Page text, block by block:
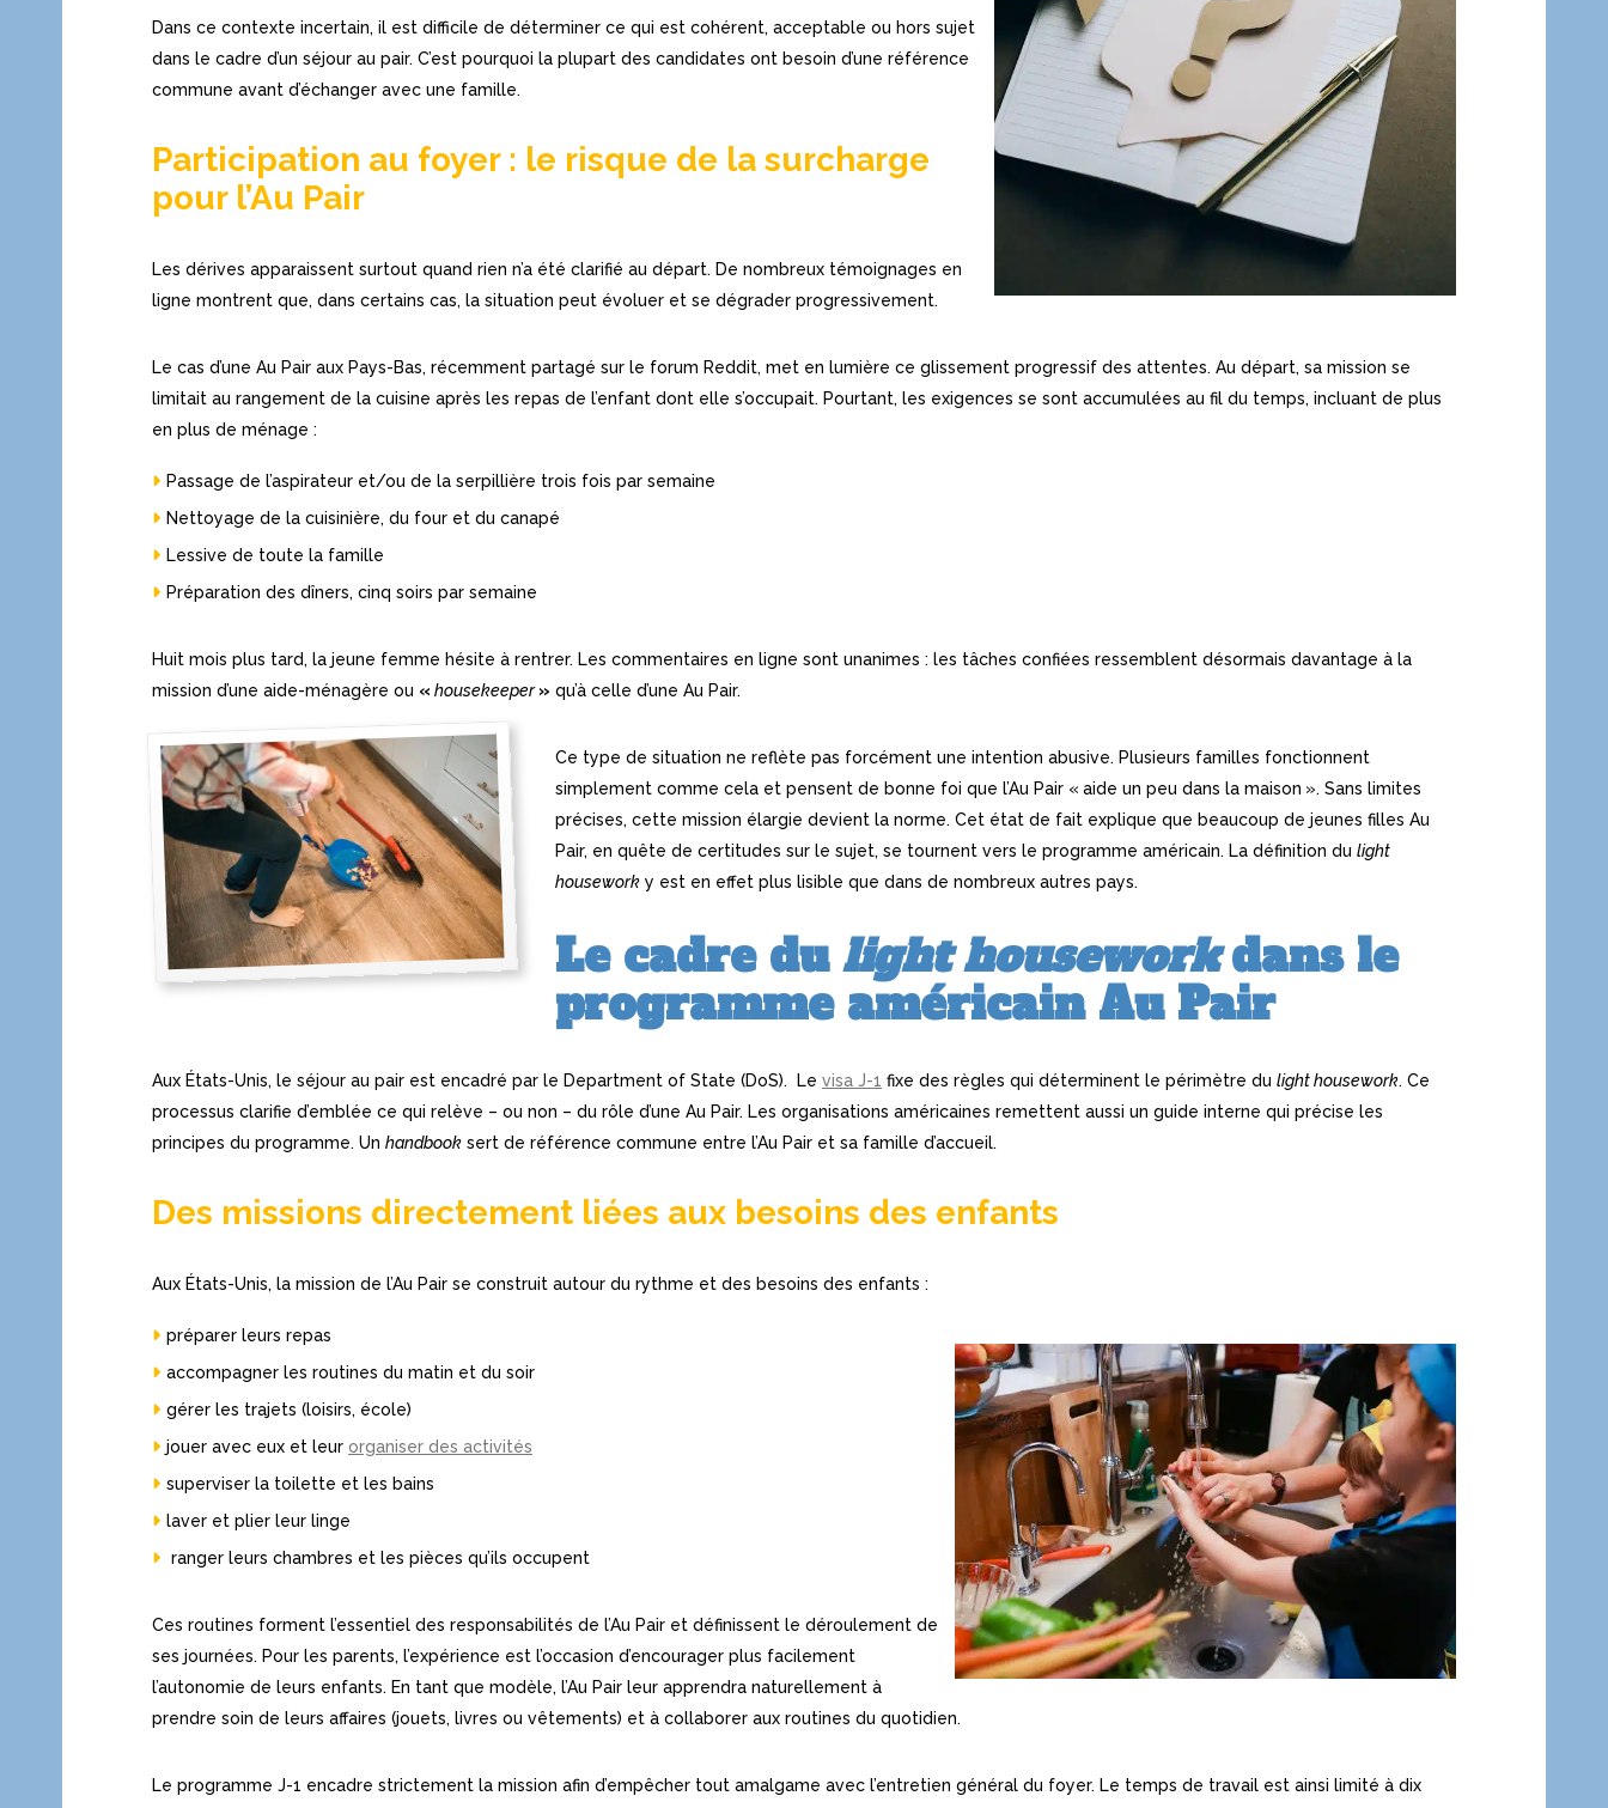
Dans ce contexte incertain, il est difficile de déterminer ce qui est cohérent, acceptable ou hors sujet
dans le cadre d’un séjour au pair. C’est pourquoi la plupart des candidates ont besoin d’une référence
commune avant d’échanger avec une famille.
Participation au foyer : le risque de la surcharge
pour l’Au Pair
Les dérives apparaissent surtout quand rien n’a été clarifié au départ. De nombreux témoignages en
ligne montrent que, dans certains cas, la situation peut évoluer et se dégrader progressivement.
Le cas d’une Au Pair aux Pays-Bas, récemment partagé sur le forum Reddit, met en lumière ce glissement progressif des attentes. Au départ, sa mission se
limitait au rangement de la cuisine après les repas de l’enfant dont elle s’occupait. Pourtant, les exigences se sont accumulées au fil du temps, incluant de plus
en plus de ménage :
Passage de l’aspirateur et/ou de la serpillière trois fois par semaine
Nettoyage de la cuisinière, du four et du canapé
Lessive de toute la famille
Préparation des dîners, cinq soirs par semaine
Huit mois plus tard, la jeune femme hésite à rentrer. Les commentaires en ligne sont unanimes : les tâches confiées ressemblent désormais davantage à la
mission d’une aide-ménagère ou « housekeeper» qu’à celle d’une Au Pair.
Ce type de situation ne reflète pas forcément une intention abusive. Plusieurs familles fonctionnent
simplement comme cela et pensent de bonne foi que l’Au Pair « aide un peu dans la maison ». Sans limites
précises, cette mission élargie devient la norme. Cet état de fait explique que beaucoup de jeunes filles Au
Pair, en quête de certitudes sur le sujet, se tournent vers le programme américain. La définition du light
housework y est en effet plus lisible que dans de nombreux autres pays.
Le cadre du light houseworkdans le
programme américain Au Pair
Aux États-Unis, le séjour au pair est encadré par le Department of State (DoS). Le visa J-1 fixe des règles qui déterminent le périmètre du light housework. Ce
processus clarifie d’emblée ce qui relève – ou non – du rôle d’une Au Pair. Les organisations américaines remettent aussi un guide interne qui précise les
principes du programme. Un handbook sert de référence commune entre l’Au Pair et sa famille d’accueil.
Des missions directement liées aux besoins des enfants
Aux États-Unis, la mission de l’Au Pair se construit autour du rythme et des besoins des enfants :
préparer leurs repas
accompagner les routines du matin et du soir
gérer les trajets (loisirs, école)
jouer avec eux et leur organiser des activités
superviser la toilette et les bains
laver et plier leur linge
ranger leurs chambres et les pièces qu’ils occupent
Ces routines forment l’essentiel des responsabilités de l’Au Pair et définissent le déroulement de
ses journées. Pour les parents, l’expérience est l’occasion d’encourager plus facilement
l’autonomie de leurs enfants. En tant que modèle, l’Au Pair leur apprendra naturellement à
prendre soin de leurs affaires (jouets, livres ou vêtements) et à collaborer aux routines du quotidien.
Le programme J-1 encadre strictement la mission afin d’empêcher tout amalgame avec l’entretien général du foyer. Le temps de travail est ainsi limité à dix